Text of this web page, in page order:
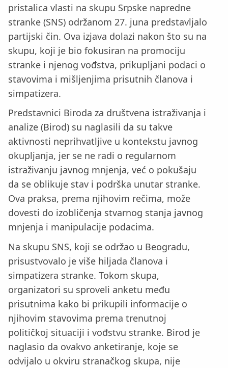
pristalica vlasti na skupu Srpske napredne
stranke (SNS) održanom 27. juna predstavljalo
partijski čin. Ova izjava dolazi nakon što su na
skupu, koji je bio fokusiran na promociju
stranke i njenog vođstva, prikupljani podaci o
stavovima i mišljenjima prisutnih članova i
simpatizera.
Predstavnici Biroda za društvena istraživanja i
analize (Birod) su naglasili da su takve
aktivnosti neprihvatljive u kontekstu javnog
okupljanja, jer se ne radi o regularnom
istraživanju javnog mnjenja, već o pokušaju
da se oblikuje stav i podrška unutar stranke.
Ova praksa, prema njihovim rečima, može
dovesti do izobličenja stvarnog stanja javnog
mnjenja i manipulacije podacima.
Na skupu SNS, koji se održao u Beogradu,
prisustvovalo je više hiljada članova i
simpatizera stranke. Tokom skupa,
organizatori su sproveli anketu među
prisutnima kako bi prikupili informacije o
njihovim stavovima prema trenutnoj
političkoj situaciji i vođstvu stranke. Birod je
naglasio da ovakvo anketiranje, koje se
odvijalo u okviru stranačkog skupa, nije